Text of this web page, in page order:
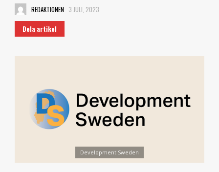
REDAKTIONEN 3 JULI, 2023
Dela artikel
Development Sweden